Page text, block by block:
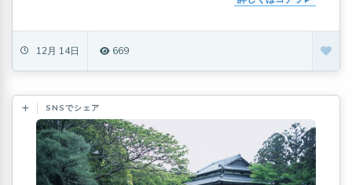
12月 14日 669
SNSでシェア